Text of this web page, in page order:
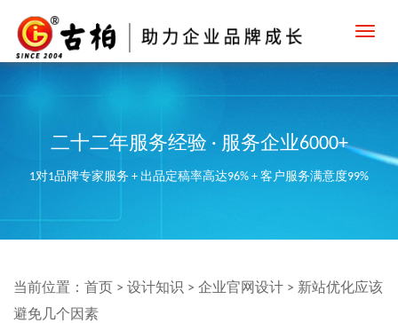
二十二年服务经验 · 服务企业6000+
1对1品牌专家服务 + 出品定稿率高达96% + 客户服务满意度99%
当前位置： 首页 > 设计知识 > 企业官网设计 > 新站优化应该
避免几个因素